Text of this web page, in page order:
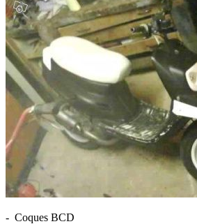
- Coques BCD